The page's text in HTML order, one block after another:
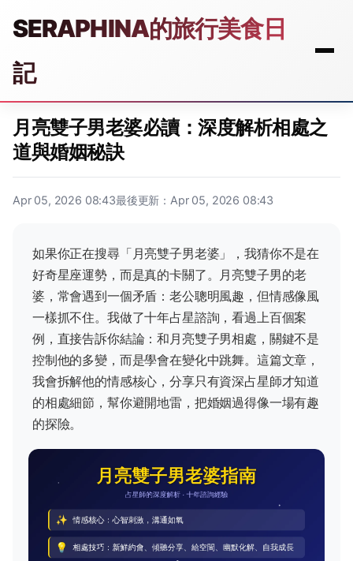
SERAPHINA的旅行美食日
記
月亮雙子男老婆必讀：深度解析相處之
道與婚姻秘訣
Apr 05, 2026 08:43最後更新：Apr 05, 2026 08:43
如果你正在搜尋「月亮雙子男老婆」，我猜你不是在
好奇星座運勢，而是真的卡關了。月亮雙子男的老
婆，常會遇到一個矛盾：老公聰明風趣，但情感像風
一樣抓不住。我做了十年占星諮詢，看過上百個案
例，直接告訴你結論：和月亮雙子男相處，關鍵不是
控制他的多變，而是學會在變化中跳舞。這篇文章，
我會拆解他的情感核心，分享只有資深占星師才知道
的相處細節，幫你避開地雷，把婚姻過得像一場有趣
的探險。